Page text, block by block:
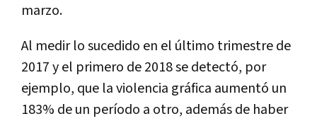
marzo.
Al medir lo sucedido en el último trimestre de
2017 y el primero de 2018 se detectó, por
ejemplo, que la violencia gráfica aumentó un
183% de un perí­odo a otro, además de haber